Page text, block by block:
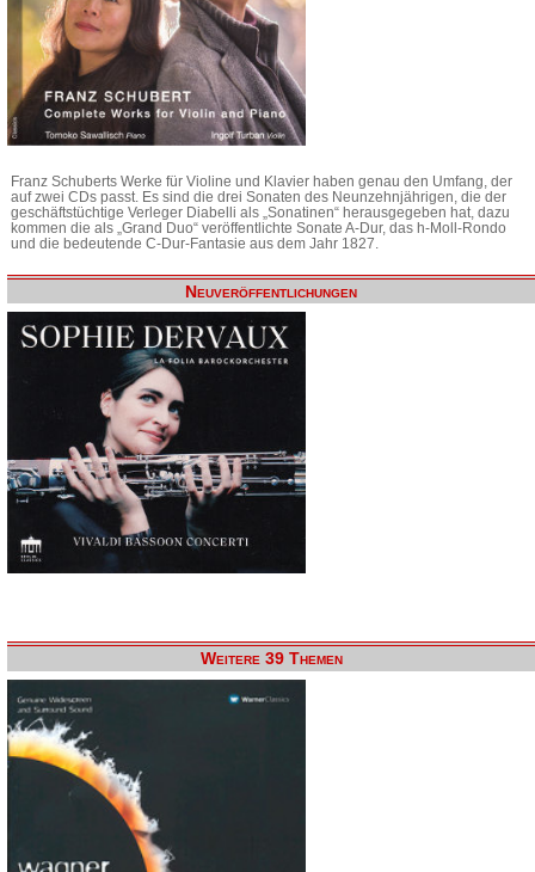
Franz Schuberts Werke für Violine und Klavier haben genau den Umfang, der
auf zwei CDs passt. Es sind die drei Sonaten des Neunzehnjährigen, die der
geschäftstüchtige Verleger Diabelli als „Sonatinen“ herausgegeben hat, dazu
kommen die als „Grand Duo“ veröffentlichte Sonate A-Dur, das h-Moll-Rondo
und die bedeutende C-Dur-Fantasie aus dem Jahr 1827.
Neuveröffentlichungen
Weitere 39 Themen